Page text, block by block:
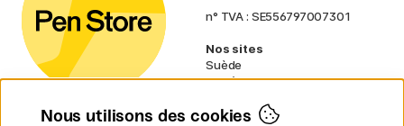
n° TVA : SE556797007301
Nos sites
Suède
Norvège
Finlande
Nous utilisons des cookies